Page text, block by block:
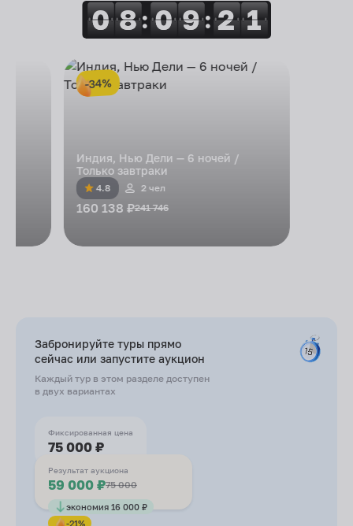
0
0 8
8: 0
0 9
9: 2
2 1
1
-34%
Индия, Нью Дели — 6 ночей /
Только завтраки
4.8 2 чел
160 138 ₽241 746
Забронируйте туры прямо
сейчас или запустите аукцион
Каждый тур в этом разделе доступен
в двух вариантах
Фиксированная цена
75 000 ₽
Результат аукциона
59 000 ₽75 000
экономия 16 000 ₽
-21%